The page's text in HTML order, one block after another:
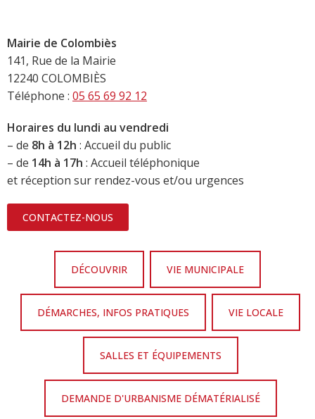
Mairie de Colombiès
141, Rue de la Mairie
12240 COLOMBIÈS
Téléphone : 05 65 69 92 12
Horaires du lundi au vendredi
– de 8h à 12h : Accueil du public
– de 14h à 17h : Accueil téléphonique
et réception sur rendez-vous et/ou urgences
CONTACTEZ-NOUS
DÉCOUVRIR VIE MUNICIPALE
DÉMARCHES, INFOS PRATIQUES VIE LOCALE
SALLES ET ÉQUIPEMENTS
DEMANDE D'URBANISME DÉMATÉRIALISÉ